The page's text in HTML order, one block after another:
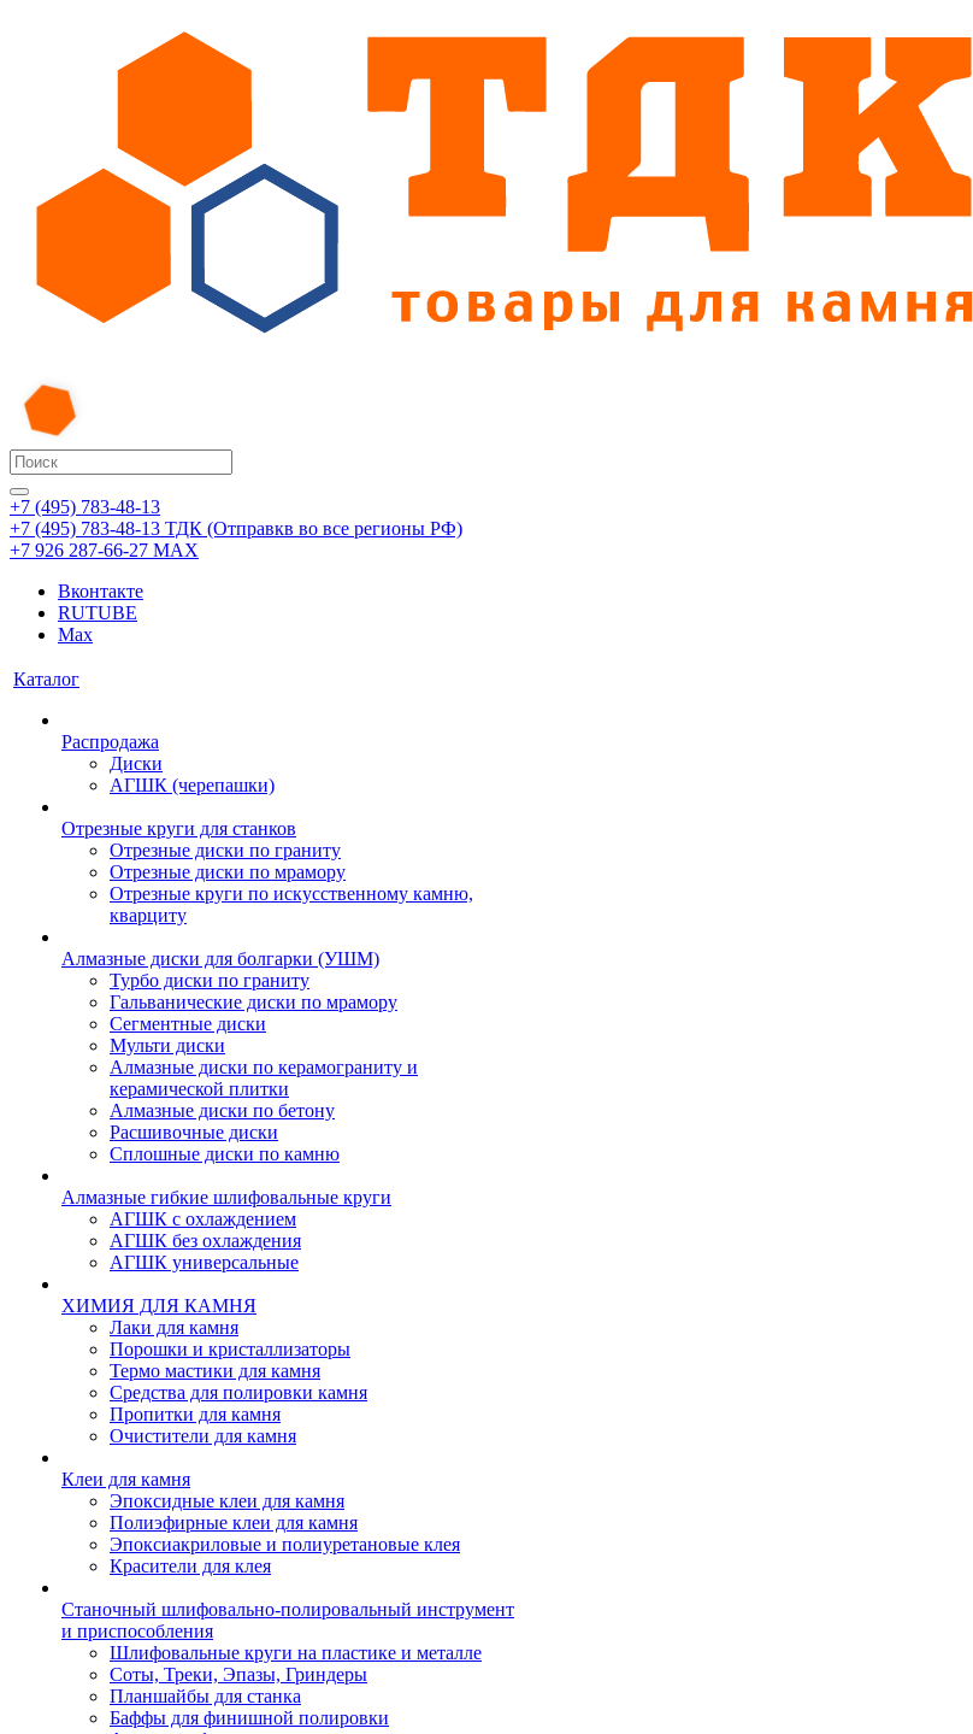
+7 (495) 783-48-13
+7 (495) 783-48-13 ТДК (Отправкв во все регионы РФ)
+7 926 287-66-27 МАХ
Вконтакте
RUTUBE
Max
Каталог
Распродажа
Диски
АГШК (черепашки)
Отрезные круги для станков
Отрезные диски по граниту
Отрезные диски по мрамору
Отрезные круги по искусственному камню,
кварциту
Алмазные диски для болгарки (УШМ)
Турбо диски по граниту
Гальванические диски по мрамору
Сегментные диски
Мульти диски
Алмазные диски по керамограниту и
керамической плитки
Алмазные диски по бетону
Расшивочные диски
Сплошные диски по камню
Алмазные гибкие шлифовальные круги
АГШК с охлаждением
АГШК без охлаждения
АГШК универсальные
ХИМИЯ ДЛЯ КАМНЯ
Лаки для камня
Порошки и кристаллизаторы
Термо мастики для камня
Средства для полировки камня
Пропитки для камня
Очистители для камня
Клеи для камня
Эпоксидные клеи для камня
Полиэфирные клеи для камня
Эпоксиакриловые и полиуретановые клея
Красители для клея
Станочный шлифовально-полировальный инструмент
и приспособления
Шлифовальные круги на пластике и металле
Соты, Треки, Эпазы, Гриндеры
Планшайбы для станка
Баффы для финишной полировки